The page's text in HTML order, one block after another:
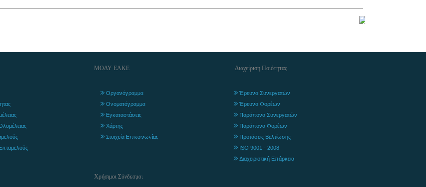
ΜΟΔΥ ΕΛΚΕ
Οργανόγραμμα
Ονοματόγραμμα
Εγκαταστάσεις
Χάρτης
Στοιχεία Επικοινωνίας
Χρήσιμοι Σύνδεσμοι
Διαχείριση Ποιότητας
Έρευνα Συνεργατών
Έρευνα Φορέων
Παράπονα Συνεργατών
Παράπονα Φορέων
Προτάσεις Βελτίωσης
ISO 9001 - 2008
Διαχειριστική Επάρκεια